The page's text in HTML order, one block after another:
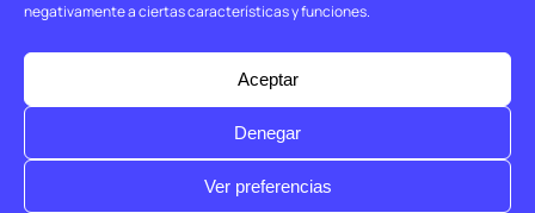
negativamente a ciertas características y funciones.
Aceptar
Denegar
Ver preferencias
© Holtrop 2026
Aviso legal
Política de cookies